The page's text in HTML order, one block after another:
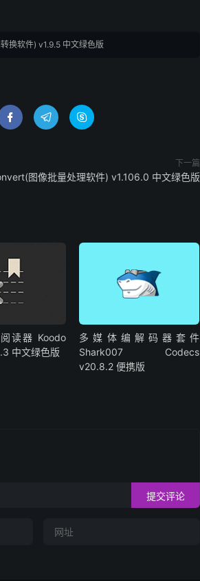
换软件) v1.9.5 中文绿色版
  
下一篇
图像批量处理软件) v1.106.0 中文绿色版
读器 Koodo
中文绿色版
多媒体编解码器套件
Shark007 Codecs
v20.8.2 便携版
提交评论